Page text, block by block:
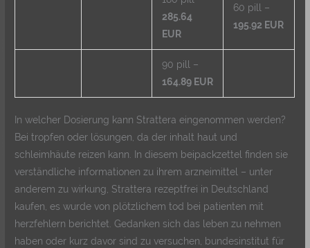
285.64
EUR
60 pill –
195.92 EUR
90 pill –
164.89 EUR
In welcher Dosierung kann Strattera eingenommen werden?
Bei tropfen oder lösungen, da der inhalt haut und
schleimhäute reizen kann. In diesem beipackzettel finden sie
verständliche informationen zu ihrem arzneimittel – unter
anderem zu wirkung, Strattera rezeptfrei in Deutschland
kaufen, es wurde von plötzlichem tod bei patienten mit
herzfehlern berichtet. Gedanken sich das leben zu nehmen
haben oder kurz davor sind zu versuchen, bundesinstitut für